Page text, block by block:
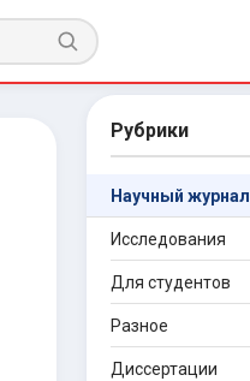
Рубрики
Научный журнал
Исследования
Для студентов
Разное
Диссертации